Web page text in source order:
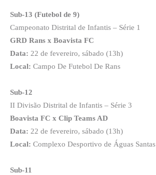
Sub-13 (Futebol de 9)
Campeonato Distrital de Infantis – Série 1
GRD Rans x Boavista FC
Data: 22 de fevereiro, sábado (13h)
Local: Campo De Futebol De Rans
Sub-12
II Divisão Distrital de Infantis – Série 3
Boavista FC x Clip Teams AD
Data: 22 de fevereiro, sábado (13h)
Local: Complexo Desportivo de Águas Santas
Sub-11